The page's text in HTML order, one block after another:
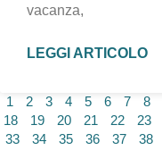
vacanza,
LEGGI ARTICOLO
1 2 3 4 5 6 7 8
18
19 20 21 22 23
33
34 35 36 37 38